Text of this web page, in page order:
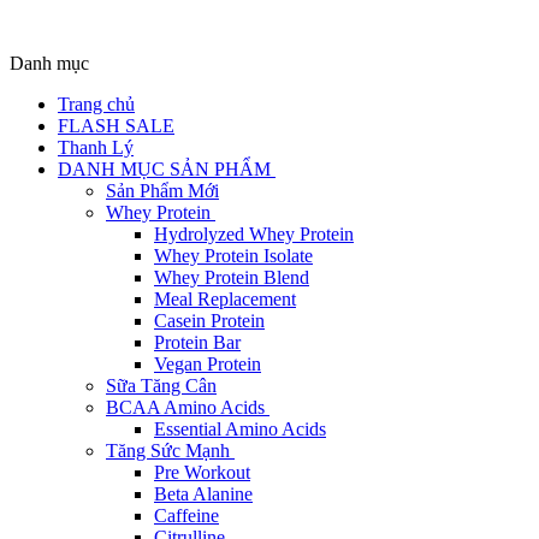
Danh mục
Trang chủ
FLASH SALE
Thanh Lý
DANH MỤC SẢN PHẨM
Sản Phẩm Mới
Whey Protein
Hydrolyzed Whey Protein
Whey Protein Isolate
Whey Protein Blend
Meal Replacement
Casein Protein
Protein Bar
Vegan Protein
Sữa Tăng Cân
BCAA Amino Acids
Essential Amino Acids
Tăng Sức Mạnh
Pre Workout
Beta Alanine
Caffeine